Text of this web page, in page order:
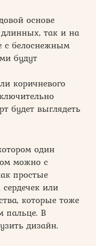
основе
длинных, так и на
с белоснежным
будут
коричневого
будет выглядеть
один
можно с
простые
или
которые тоже
пальце. В
дизайн.